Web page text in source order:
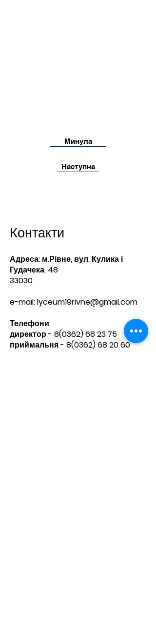
Минула
Наступна
Контакти
Адреса: м.Рівне, вул. Кулика і
Гудачека, 48
33030
e-mail:lyceum19rivne@gmail.com
Телефони:​
директор - 8(0362) 68 23 75
приймальня - 8(0362) 68 20 60